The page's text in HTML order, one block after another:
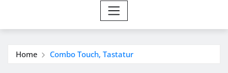
Home Combo Touch, Tastatur